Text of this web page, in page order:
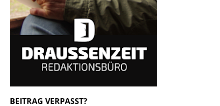
BEITRAG VERPASST?